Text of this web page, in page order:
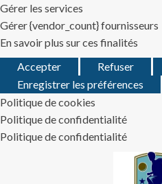
Gérer les services
Gérer {vendor_count} fournisseurs
En savoir plus sur ces finalités
Accepter
Refuser
Enregistrer les préférences
Politique de cookies
Politique de confidentialité
Politique de confidentialité